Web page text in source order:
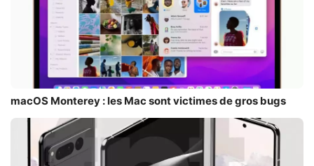
macOS Monterey : les Mac sont victimes de gros bugs